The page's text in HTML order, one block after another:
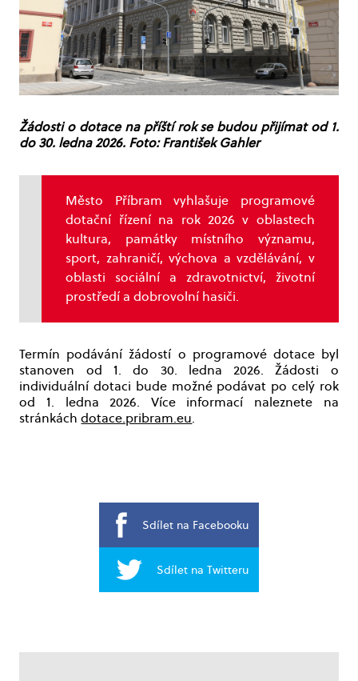
Žádosti o dotace na příští rok se budou přijímat od 1.
do 30. ledna 2026. Foto: František Gahler
Město Příbram vyhlašuje programové
dotační řízení na rok 2026 v oblastech
kultura, památky místního významu,
sport, zahraničí, výchova a vzdělávání, v
oblasti sociální a zdravotnictví, životní
prostředí a dobrovolní hasiči.
Termín podávání žádostí o programové dotace byl
stanoven od 1. do 30. ledna 2026. Žádosti o
individuální dotaci bude možné podávat po celý rok
od 1. ledna 2026. Více informací naleznete na
stránkáchdotace.pribram.eu.
Sdílet na Facebooku
Sdílet na Twitteru